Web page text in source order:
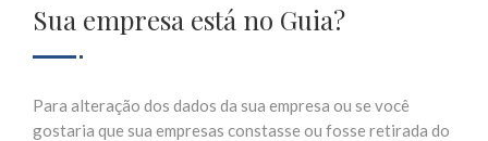
Sua empresa está no Guia?
Para alteração dos dados da sua empresa ou se você
gostaria que sua empresas constasse ou fosse retirada do